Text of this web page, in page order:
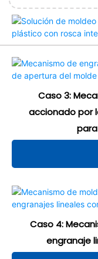
Caso 3:
accionado por
Caso 4:
engranaje